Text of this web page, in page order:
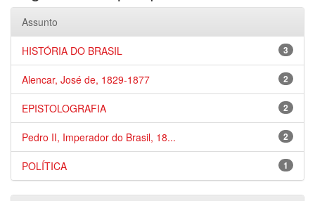
Assunto
3
HISTÓRIA DO BRASIL
2
Alencar, José de, 1829-1877
2
EPISTOLOGRAFIA
2
Pedro II, Imperador do Brasil, 18...
1
POLÍTICA